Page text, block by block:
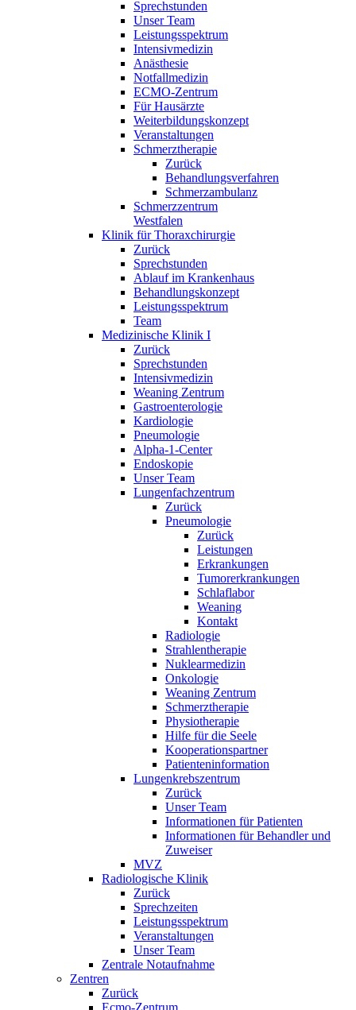
Sprechstunden
Unser Team
Leistungsspektrum
Intensivmedizin
Anästhesie
Notfallmedizin
ECMO-Zentrum
Für Hausärzte
Weiterbildungskonzept
Veranstaltungen
Schmerztherapie
Zurück
Behandlungsverfahren
Schmerzambulanz
Schmerzzentrum
Westfalen
Klinik für Thoraxchirurgie
Zurück
Sprechstunden
Ablauf im Krankenhaus
Behandlungskonzept
Leistungsspektrum
Team
Medizinische Klinik I
Zurück
Sprechstunden
Intensivmedizin
Weaning Zentrum
Gastroenterologie
Kardiologie
Pneumologie
Alpha-1-Center
Endoskopie
Unser Team
Lungenfachzentrum
Zurück
Pneumologie
Zurück
Leistungen
Erkrankungen
Tumorerkrankungen
Schlaflabor
Weaning
Kontakt
Radiologie
Strahlentherapie
Nuklearmedizin
Onkologie
Weaning Zentrum
Schmerztherapie
Physiotherapie
Hilfe für die Seele
Kooperationspartner
Patienteninformation
Lungenkrebszentrum
Zurück
Unser Team
Informationen für Patienten
Informationen für Behandler und
Zuweiser
MVZ
Radiologische Klinik
Zurück
Sprechzeiten
Leistungsspektrum
Veranstaltungen
Unser Team
Zentrale Notaufnahme
Zentren
Zurück
Ecmo-Zentrum